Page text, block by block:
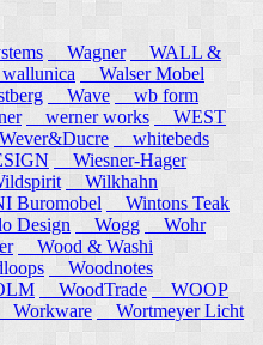
Wagner
WALL &
Walser Mobel
Wave
wb form
werner works
WEST
whitebeds
Wiesner-Hager
Wilkhahn
Buromobel
Wintons Teak
Design Wogg
Wohr
Wood & Washi
Woodnotes
WoodTrade
WOOP
Workware
Wortmeyer Licht